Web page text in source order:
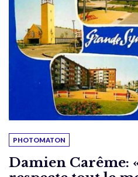
PHOTOMATON
Damien Carême: